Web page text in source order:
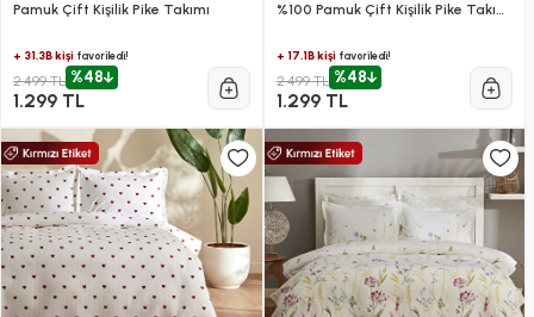
Pamuk Çift Kişilik Pike Takımı
+ 31.3B kişi favoriledi!
2.499 TL %48
1.299 TL
%100 Pamuk Çift Kişilik Pike Takımı
+ 17.1B kişifavoriledi!
2.499 TL %48
1.299 TL